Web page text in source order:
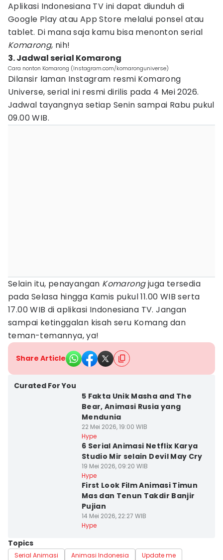
Aplikasi Indonesiana TV ini dapat diunduh di
Google Play atau App Store melalui ponsel atau
tablet. Di mana saja kamu bisa menonton serial
Komarong, nih!
3. Jadwal serial Komarong
Cara nonton Komarong (Instagram.com/komaronguniverse)
Dilansir laman Instagram resmi Komarong
Universe, serial ini resmi dirilis pada 4 Mei 2026.
Jadwal tayangnya setiap Senin sampai Rabu pukul
09.00 WIB.
Selain itu, penayangan Komarongjuga tersedia
pada Selasa hingga Kamis pukul 11.00 WIB serta
17.00 WIB di aplikasi Indonesiana TV. Jangan
sampai ketinggalan kisah seru Komang dan
teman-temannya, ya!
Share Article
Curated For You
5 Fakta Unik Masha and The
Bear, Animasi Rusia yang
Mendunia
22 Mei 2026, 19:00 WIB
Hype
6 Serial Animasi Netflix Karya
Studio Mir selain Devil May Cry
19 Mei 2026, 09:20 WIB
Hype
First Look Film Animasi Timun
Mas dan Tenun Takdir Banjir
Pujian
14 Mei 2026, 22:27 WIB
Hype
Topics
Serial Animasi Animasi Indonesia Update me